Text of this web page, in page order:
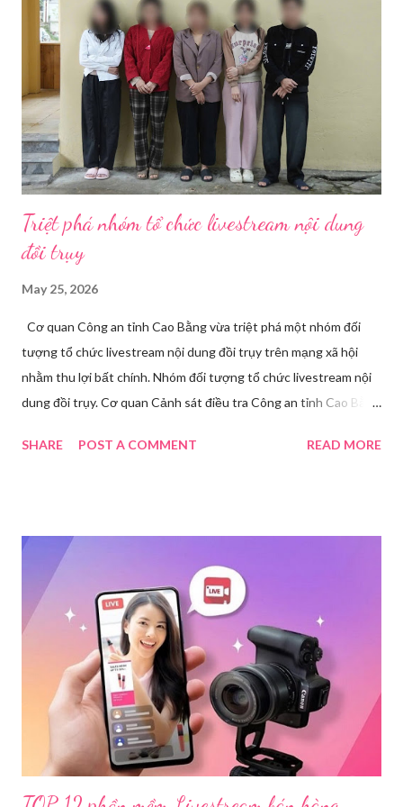
Triệt phá nhóm tổ chức livestream nội dung
đồi trụy
May 25, 2026
Cơ quan Công an tỉnh Cao Bằng vừa triệt phá một nhóm đối
tượng tổ chức livestream nội dung đồi trụy trên mạng xã hội
nhằm thu lợi bất chính. Nhóm đối tượng tổ chức livestream nội
dung đồi trụy. Cơ quan Cảnh sát điều tra Công an tỉnh Cao Bằng
tạm giam đối với Triệu Thị Dung về hành vi truyền bá văn hóa
dụng điện thoại xuất hiện các hoạt động phát trực tiếp nội dung
nhạy cảm, có dấu hiệu vi phạm pháp luật. Ngay sau khi tiếp
nhận, đơn vị đã nhanh chóng tổ chức xác minh, thu thập dữ liệu
để làm rõ. Kết quả điều tra ban đầu xác định, Triệu Thị Dung
(sinh năm 1994), trú tại xã Phủ Thông, tỉnh Thái Nguyên, cùng
một số đối tượng khác đã tham gia tổ chức livestream nội dung
đồi trụy nhằm mục đích thu lợi. Các đối tượng liên quan gồm
SHARE POST A COMMENT READ MORE